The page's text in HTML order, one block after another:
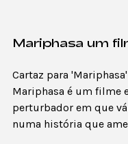
Mariphasa um
Cartaz para
Mariphasa é um filme
perturbador em que
numa história que